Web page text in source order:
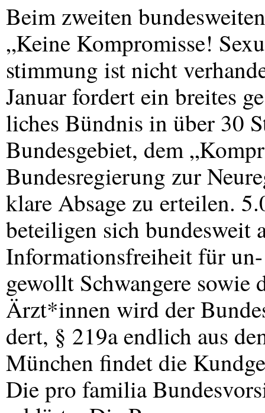
Beim zweiten
„Keine Kompromisse!
stimmung ist nicht
Januar fordert ein breites
liches Bündnis in über 30
Bundesgebiet, dem
Bundesregierung zur
klare Absage zu erteilen.
beteiligen sich bundesweit
Informationsfreiheit für un-
gewollt Schwangere
Ärzt*innen wird der
dert, § 219a endlich aus
München findet die
Die pro familia